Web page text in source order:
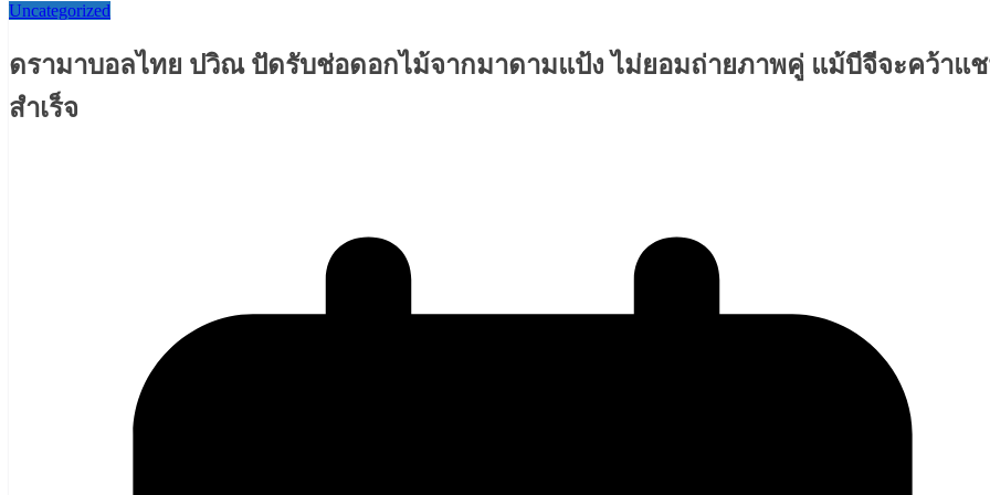
Uncategorized
ดรามาบอลไทย ปวิณ ปัดรับช่อดอกไม้จากมาดามแป้ง ไม่ยอมถ่ายภาพคู่ แม้บีจีจะคว้าแ
สำเร็จ